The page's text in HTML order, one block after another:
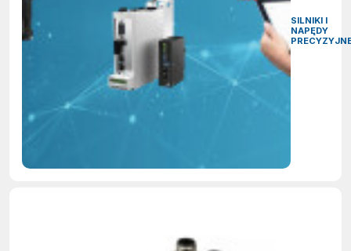
SILNIKI I
NAPĘDY